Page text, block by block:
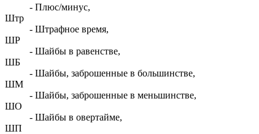
- Плюс/минус,
Штр
- Штрафное время,
ШР
- Шайбы в равенстве,
ШБ
- Шайбы, заброшенные в большинстве,
ШМ
- Шайбы, заброшенные в меньшинстве,
ШО
- Шайбы в овертайме,
ШП